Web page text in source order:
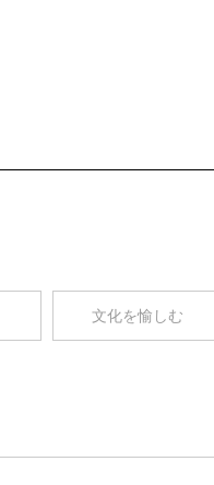
文化を愉しむ